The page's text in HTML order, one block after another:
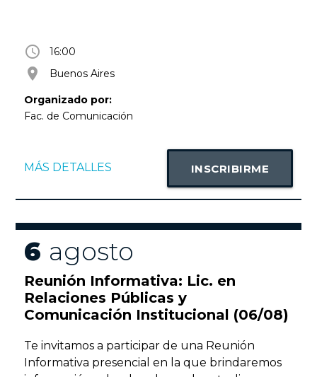
access_time 16:00
room Buenos Aires
Organizado por:
Fac. de Comunicación
MÁS DETALLES INSCRIBIRME
6 agosto
Reunión Informativa: Lic. en
Relaciones Públicas y
Comunicación Institucional (06/08)
Te invitamos a participar de una Reunión
Informativa presencial en la que brindaremos